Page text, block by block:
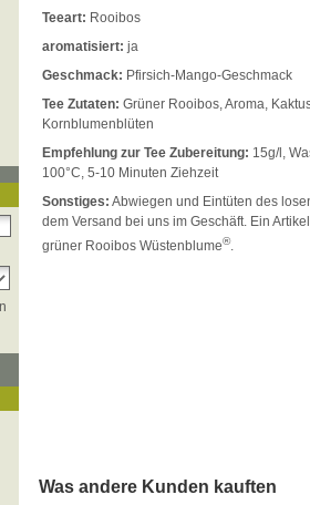
Teeart: Rooibos
aromatisiert: ja
Geschmack: Pfirsich-Mango-Geschmack
Tee Zutaten: Grüner Rooibos, Aroma,
Kornblumenblüten
Empfehlung zur Tee Zubereitung: 15g/l,
100°C, 5-10 Minuten Ziehzeit
Sonstiges: Abwiegen und Eintüten des
dem Versand bei uns im Geschäft. Ein
grüner Rooibos Wüstenblume®.
Was andere Kunden kauften